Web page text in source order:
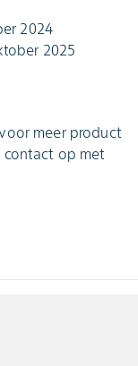
2024
2025
meer product
contact op met